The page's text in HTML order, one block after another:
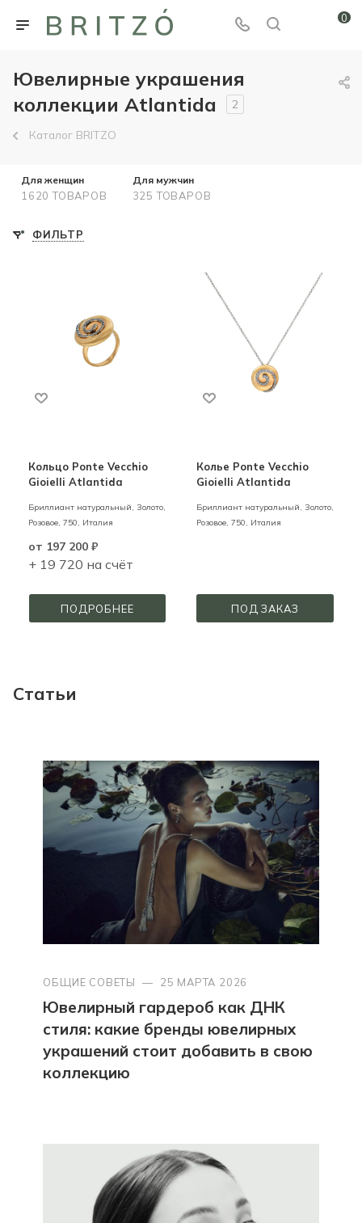
0
Ювелирные украшения
коллекции Atlantida
2
Каталог BRITZO
Для женщин
1620 ТОВАРОВ
Для мужчин
325 ТОВАРОВ
ФИЛЬТР
Кольцо Ponte Vecchio
Gioielli Atlantida
Бриллиант натуральный, Золото,
Розовое, 750, Италия
от 197 200 ₽
+ 19 720 на счёт
ПОДРОБНЕЕ
Колье Ponte Vecchio
Gioielli Atlantida
Бриллиант натуральный, Золото,
Розовое, 750, Италия
ПОД ЗАКАЗ
Статьи
ОБЩИЕ СОВЕТЫ — 25 МАРТА 2026
Ювелирный гардероб как ДНК
стиля: какие бренды ювелирных
украшений стоит добавить в свою
коллекцию